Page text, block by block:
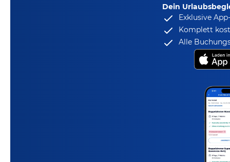
Dein
Exklusive
Komplett
Alle